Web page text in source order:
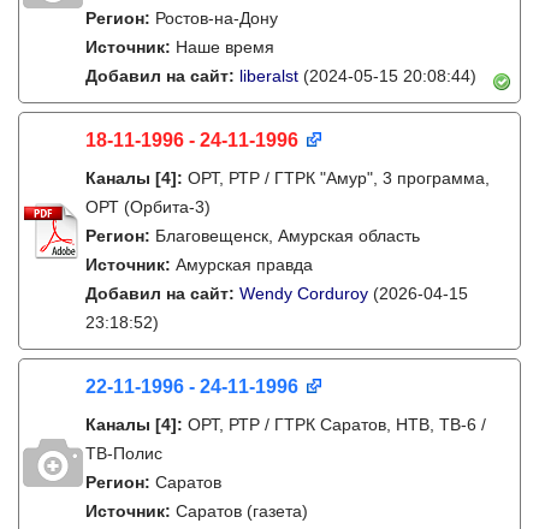
Регион: Ростов-на-Дону
Источник: Наше время
Добавил на сайт: liberalst (2024-05-15 20:08:44)
18-11-1996 - 24-11-1996
Каналы [4]: ОРТ, РТР / ГТРК "Амур", 3 программа,
ОРТ (Орбита-3)
Регион: Благовещенск, Амурская область
Источник: Амурская правда
Добавил на сайт: Wendy Corduroy (2026-04-15
23:18:52)
22-11-1996 - 24-11-1996
Каналы [4]: ОРТ, РТР / ГТРК Саратов, НТВ, ТВ-6 /
ТВ-Полис
Регион: Саратов
Источник: Саратов (газета)